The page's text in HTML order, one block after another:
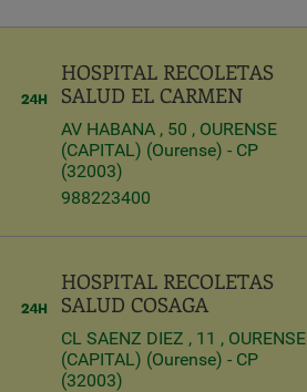
Apply
HOSPITAL RECOLETAS
SALUD EL CARMEN
AV HABANA , 50 , OURENSE
(CAPITAL) (Ourense) - CP
(32003)
988223400
HOSPITAL RECOLETAS
SALUD COSAGA
CL SAENZ DIEZ , 11 , OURENSE
(CAPITAL) (Ourense) - CP
(32003)